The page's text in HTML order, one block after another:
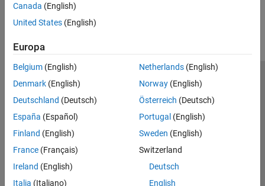
Canada (English)
United States (English)
Europa
Belgium (English)
Denmark (English)
Deutschland (Deutsch)
España (Español)
Finland (English)
France (Français)
Ireland (English)
Italia (Italiano)
Netherlands(English)
Norway(English)
Österreich (Deutsch)
Portugal (English)
Sweden (English)
Switzerland
Deutsch
English
Centro di fiducia
Informativa sulla privacy
Antipirateria
Stato dell'applicazione
Contatti
© 1994-2026 The MathWorks, Inc.